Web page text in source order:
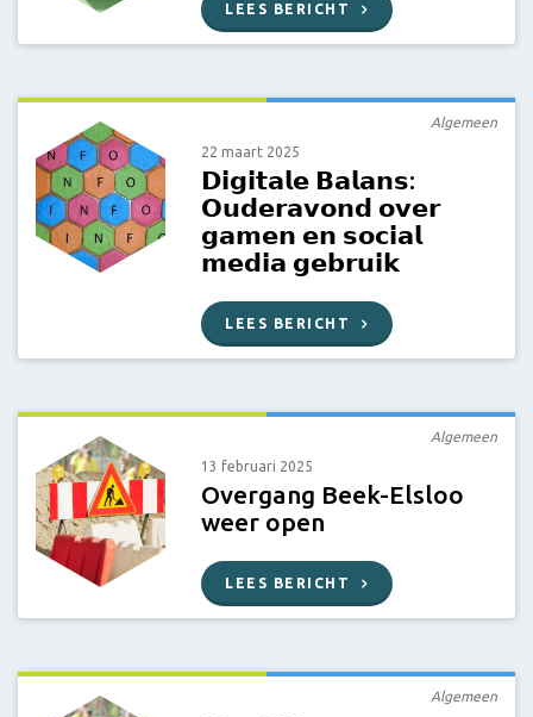
LEES BERICHT
Algemeen
22 maart 2025
𝗗𝗶𝗴𝗶𝘁𝗮𝗹𝗲 𝗕𝗮𝗹𝗮𝗻𝘀:
𝗢𝘂𝗱𝗲𝗿𝗮𝘃𝗼𝗻𝗱 𝗼𝘃𝗲𝗿
𝗴𝗮𝗺𝗲𝗻 𝗲𝗻 𝘀𝗼𝗰𝗶𝗮𝗹
𝗺𝗲𝗱𝗶𝗮 𝗴𝗲𝗯𝗿𝘂𝗶𝗸
LEES BERICHT
Algemeen
13 februari 2025
Overgang Beek-Elsloo
weer open
LEES BERICHT
Algemeen